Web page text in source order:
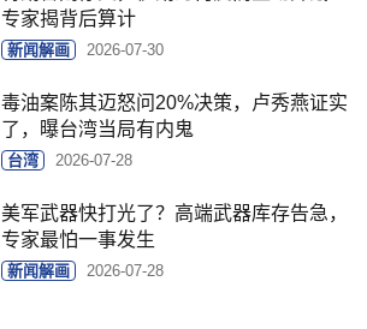
专家揭背后算计
新闻解画 2026-07-30
毒油案陈其迈怒问20%决策，卢秀燕证实
了，曝台湾当局有内鬼
台湾 2026-07-28
美军武器快打光了？高端武器库存告急，
专家最怕一事发生
新闻解画 2026-07-28